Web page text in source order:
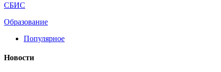
СБИС
Образование
Популярное
Новости